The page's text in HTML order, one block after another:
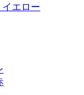
イエロー